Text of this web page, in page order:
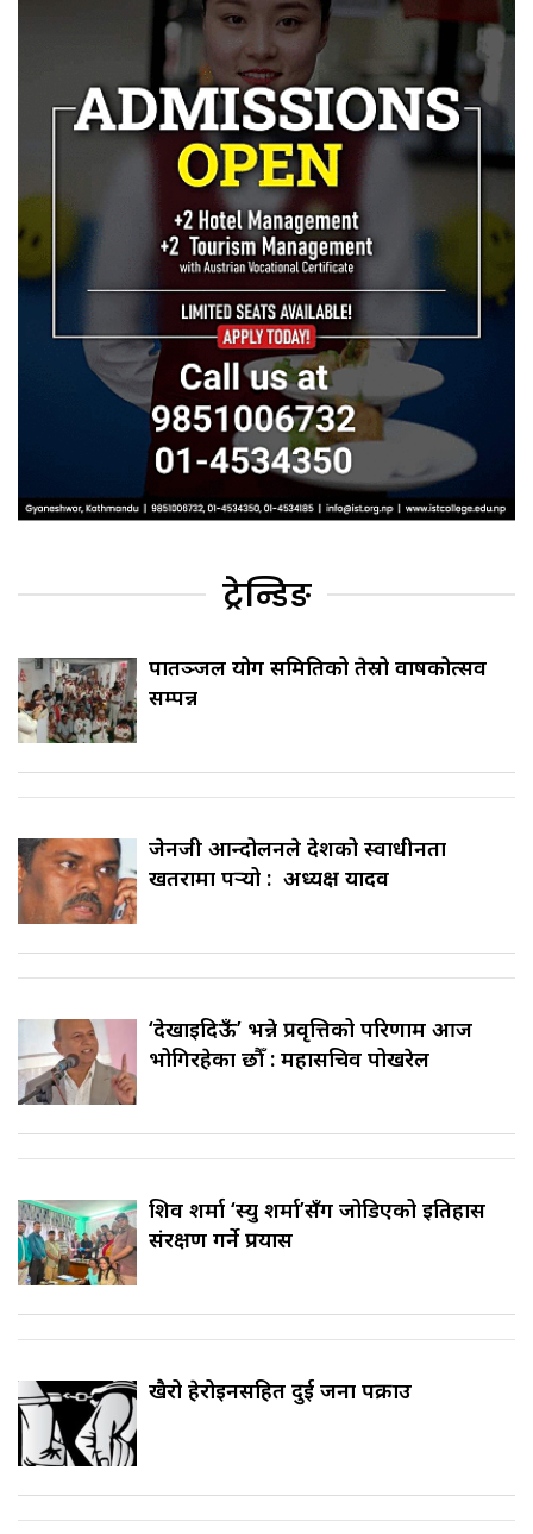
ट्रेन्डिङ
पातञ्जल योग समितिको तेस्रो वार्षिकोत्सव
सम्पन्न
जेनजी आन्दोलनले देशको स्वाधीनता
खतरामा पर्‍यो : अध्यक्ष यादव
‘देखाइदिऊँ’ भन्ने प्रवृत्तिको परिणाम आज
भोगिरहेका छौँ : महासचिव पोखरेल
शिव शर्मा ‘स्यु शर्मा’सँग जोडिएको इतिहास
संरक्षण गर्ने प्रयास
खैरो हेरोइनसहित दुई जना पक्राउ